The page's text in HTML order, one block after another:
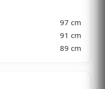
97 cm
91 cm
89 cm